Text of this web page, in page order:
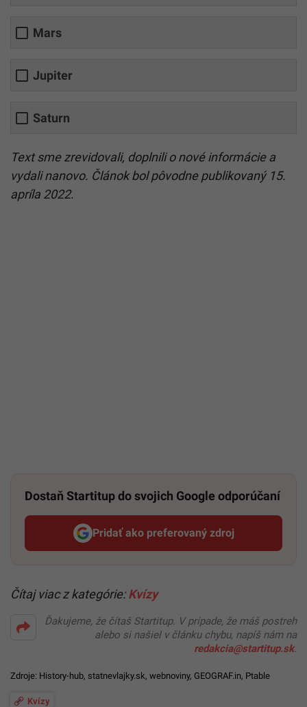
Mars
Jupiter
Saturn
Text sme zrevidovali, doplnili o nové informácie a
vydali nanovo. Článok bol pôvodne publikovaný 15.
apríla 2022.
Dostaň Startitup do svojich Google odporúčaní
Pridať ako preferovaný zdroj
Startitup, odkaz sa otvorí v
Čítaj viac z kategórie:Kvízy
Ďakujeme, že čítaš Startitup. V prípade, že máš postreh
alebo si našiel v článku chybu, napíš nám na
redakcia@startitup.sk.
Zdroje: History-hub, statnevlajky.sk, webnoviny, GEOGRAF.in, Ptable
Kvízy